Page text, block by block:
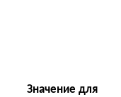
Значение для